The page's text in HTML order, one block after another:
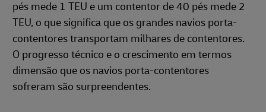
pés mede 1 TEU e um contentor de 40 pés mede 2
TEU, o que significa que os grandes navios porta-
contentores transportam milhares de contentores.
O progresso técnico e o crescimento em termos
dimensão que os navios porta-contentores
sofreram são surpreendentes.